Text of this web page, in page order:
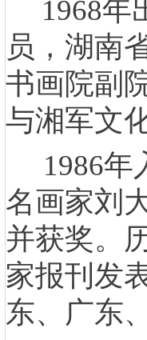
1968年
员，湖南
书画院副
与湘军文
1986
名画家刘
并获奖。
家报刊发
东、广东